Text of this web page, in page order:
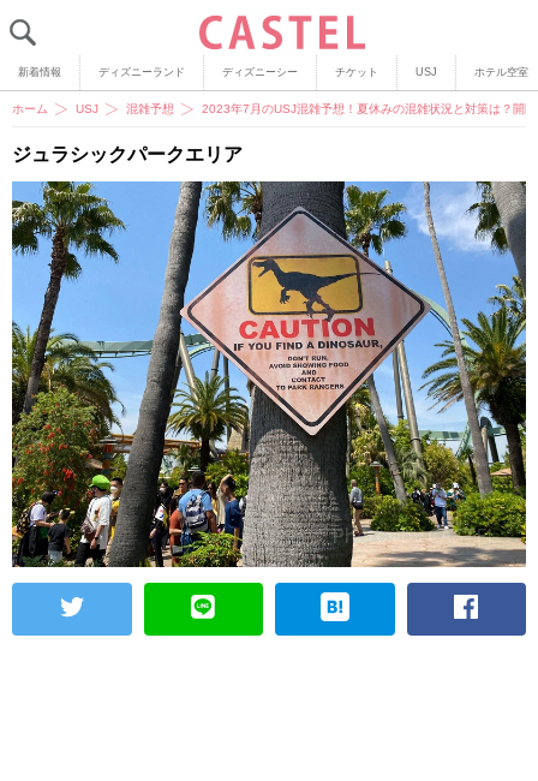
新着情報 ディズニーランド ディズニーシー チケット USJ ホテル空室
ホーム USJ 混雑予想 2023年7月のUSJ混雑予想！夏休みの混雑状況と対策は？開
ジュラシックパークエリア